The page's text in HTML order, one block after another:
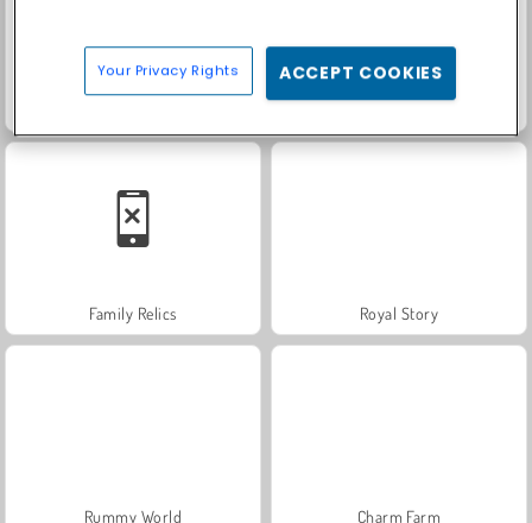
Family Relics Royal Story
Rummy World Charm Farm
Your Privacy Rights ACCEPT COOKIES